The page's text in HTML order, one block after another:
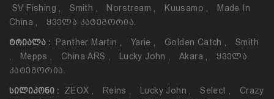
SV Fishing , Smith , Norstream , Kuusamo ,
Made In
China , Ყველა Კატეგორია.
ᲢᲠᲘᲐᲚᲐ : Panther Martin , Yarie , Golden Catch ,
Smith
,
Mepps , China ARS , Lucky John , Akara ,
Ყველა
Კატეგორია.
ᲡᲘᲚᲘᲙᲝᲜᲘ : ZEOX , Reins , Lucky John , Select ,
Crazy